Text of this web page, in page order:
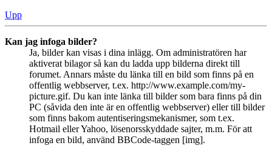
Upp
Kan jag infoga bilder?
Ja, bilder kan visas i dina inlägg. Om administratören har
aktiverat bilagor så kan du ladda upp bilderna direkt till
forumet. Annars måste du länka till en bild som finns på en
offentlig webbserver, t.ex. http://www.example.com/my-
picture.gif. Du kan inte länka till bilder som bara finns på din
PC (såvida den inte är en offentlig webbserver) eller till bilder
som finns bakom autentiseringsmekanismer, som t.ex.
Hotmail eller Yahoo, lösenorsskyddade sajter, m.m. För att
infoga en bild, använd BBCode-taggen [img].